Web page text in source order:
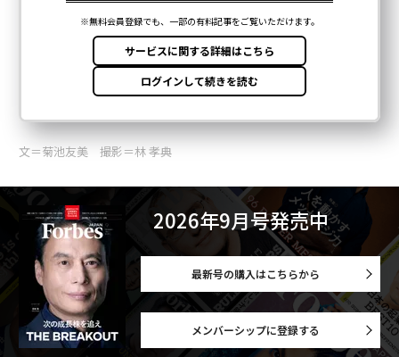
文＝菊池友美 撮影＝林 孝典
2026年9月号発売中
最新号の購入はこちらから
メンバーシップに登録する